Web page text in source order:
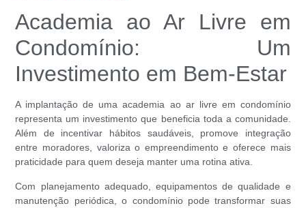
Academia ao Ar Livre em
Condomínio: Um
Investimento em Bem-Estar
A implantação de uma academia ao ar livre em condomínio
representa um investimento que beneficia toda a comunidade.
Além de incentivar hábitos saudáveis, promove integração
entre moradores, valoriza o empreendimento e oferece mais
praticidade para quem deseja manter uma rotina ativa.
Com planejamento adequado, equipamentos de qualidade e
manutenção periódica, o condomínio pode transformar suas